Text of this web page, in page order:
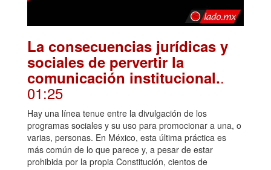
La consecuencias jurídicas y
sociales de pervertir la
comunicación institucional..
01:25
Hay una línea tenue entre la divulgación de los
programas sociales y su uso para promocionar a una, o
varias, personas. En México, esta última práctica es
más común de lo que parece y, a pesar de estar
prohibida por la propia Constitución, cientos de